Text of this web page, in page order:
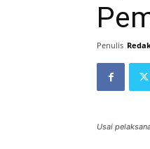
Penulis
Usai